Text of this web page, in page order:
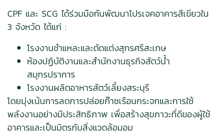
CPF และ SCG ได้ร่วมมือกันพัฒนาโปรเจคอาคารสีเขียวใน
3 จังหวัด ได้แก่ :
โรงงานชำแหละและตัดแต่งสุกรศรีสะเกษ
ห้องปฏิบัติงานและสำนักงานธุรกิจสัตว์น้ำ
สมุทรปราการ
โรงงานผลิตอาหารสัตว์เลี้ยงสระบุรี
โดยมุ่งเน้นการลดการปล่อยก๊าซเรือนกระจกและการใช้
พลังงานอย่างมีประสิทธิภาพ เพื่อสร้างสุขภาวะที่ดีของผู้ใช้
อาคารและเป็นมิตรกับสิ่งแวดล้อมอม